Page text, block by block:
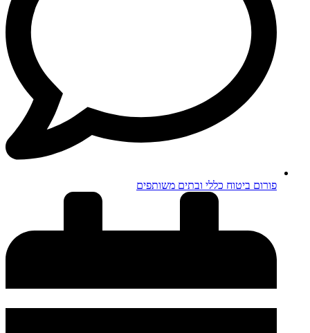
פורום ביטוח כללי ובתים משותפים